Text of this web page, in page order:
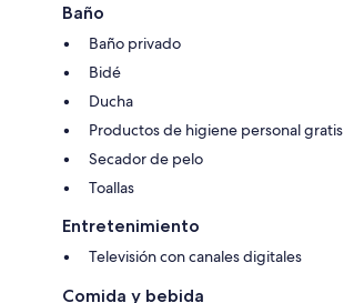
Baño
Baño privado
Bidé
Ducha
Productos de higiene personal gratis
Secador de pelo
Toallas
Entretenimiento
Televisión con canales digitales
Comida y bebida